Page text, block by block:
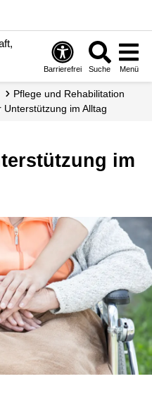
Barrierefrei Suche Menü
Pflege und Rehabilitation
Unterstützung im Alltag